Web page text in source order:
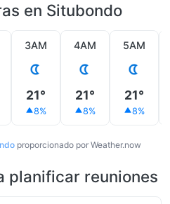
en Situbondo
3AM
21°
8%
4AM
21°
8%
5AM
21°
8%
proporcionado por Weather.now
planificar reuniones